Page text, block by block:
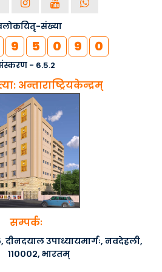
संख्या
9 5 0 9 0
- 6.5.2
अन्ताराष्ट्रियकेन्द्रम्
सम्पर्कः
उपाध्यायमार्गः, नवदेहली,
११०००२, भारतम्